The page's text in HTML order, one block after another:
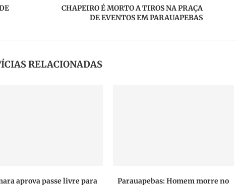
CHAPEIRO É MORTO A TIROS NA PRAÇA
DE EVENTOS EM PARAUAPEBAS
RELACIONADAS
aprova passe livre para
Parauapebas: Homem morre no